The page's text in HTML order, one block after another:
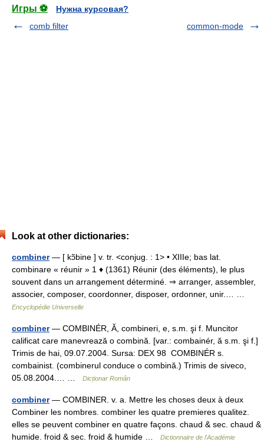
Игры ⚽
Нужна курсовая?
comb filter
common-mode
Look at other dictionaries:
combiner— [ kɔ̃bine ] v. tr. <conjug. : 1> • XIIIe; bas lat.
combinare « réunir » 1 ♦ (1361) Réunir (des éléments), le plus
souvent dans un arrangement déterminé. ⇒ arranger, assembler,
associer, composer, coordonner, disposer, ordonner, unir.… …
Encyclopédie Universelle
combiner— COMBINÉR, Ă, combineri, e, s.m. şi f. Muncitor
calificat care manevrează o combină. [var.: combainér, ă s.m. şi f.]
Trimis de hai, 09.07.2004. Sursa: DEX 98 COMBINÉR s.
combainist. (combinerul conduce o combină.) Trimis de siveco,
05.08.2004.… …
Dicționar Român
combiner— COMBINER. v. a. Mettre les choses deux à deux
Combiner les nombres. combiner les quatre premieres qualitez.
elles se peuvent combiner en quatre façons. chaud & sec. chaud &
humide. froid & sec. froid & humide …
Dictionnaire de l'Académie